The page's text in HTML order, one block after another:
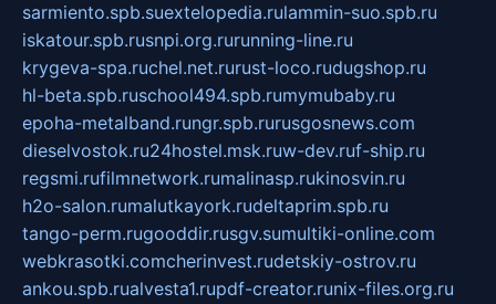
sarmiento.spb.suextelopedia.rulammin-suo.spb.ru
iskatour.spb.rusnpi.org.rurunning-line.ru
krygeva-spa.ruchel.net.rurust-loco.rudugshop.ru
hl-beta.spb.ruschool494.spb.rumymubaby.ru
epoha-metalband.rungr.spb.rurusgosnews.com
dieselvostok.ru24hostel.msk.ruw-dev.ruf-ship.ru
regsmi.rufilmnetwork.rumalinasp.rukinosvin.ru
h2o-salon.rumalutkayork.rudeltaprim.spb.ru
tango-perm.rugooddir.rusgv.sumultiki-online.com
webkrasotki.comcherinvest.rudetskiy-ostrov.ru
ankou.spb.rualvesta1.rupdf-creator.runix-files.org.ru